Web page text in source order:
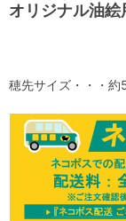
オリジナル油
穂先サイズ・・・